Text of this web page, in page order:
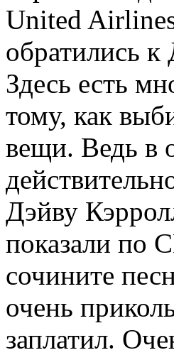
United
обратились
Здесь есть
тому, как
вещи. Ведь в
Дэйву
показали по
сочините
очень
заплатил.